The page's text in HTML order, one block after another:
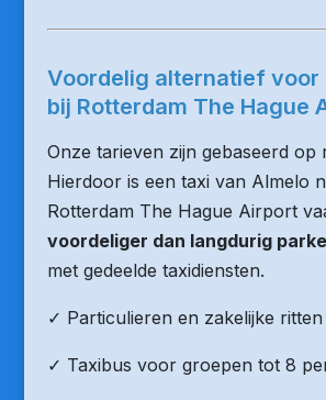
Voordelig alternatief voor
bij Rotterdam The Hague
Onze tarieven zijn gebaseerd op
Hierdoor is een taxi van Almelo
Rotterdam The Hague Airport
voordeliger dan langdurig
met gedeelde taxidiensten.
✓ Particulieren en zakelijke ritten
✓ Taxibus voor groepen tot 8